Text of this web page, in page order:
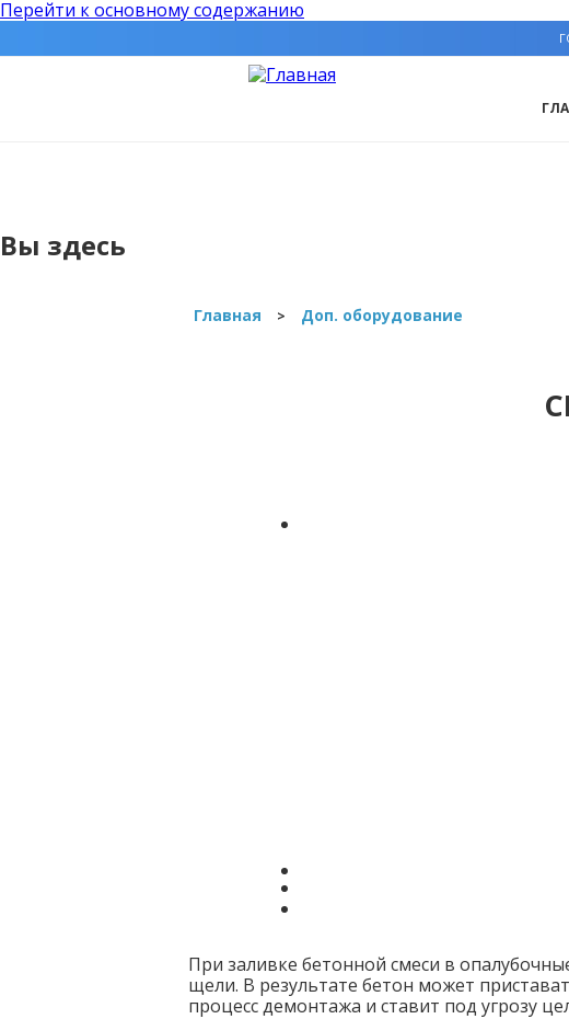
Перейти к основному содержанию
Вы здесь
Главная > Доп. оборудование
При заливке бетонной смеси в
щели. В результате бетон может
процесс демонтажа и ставит под угрозу